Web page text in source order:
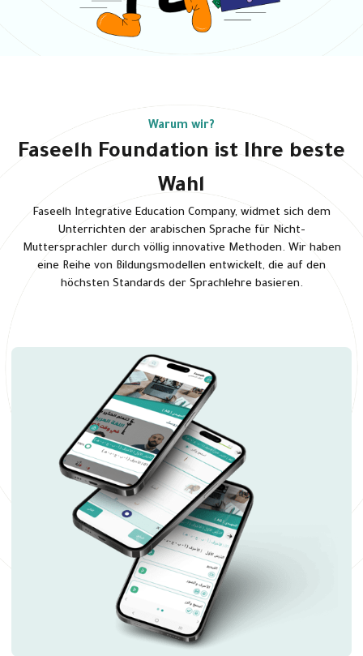
Warum wir?
Faseelh Foundation ist Ihre beste
Wahl
Faseelh Integrative Education Company, widmet sich dem
Unterrichten der arabischen Sprache für Nicht-
Muttersprachler durch völlig innovative Methoden. Wir haben
eine Reihe von Bildungsmodellen entwickelt, die auf den
höchsten Standards der Sprachlehre basieren.